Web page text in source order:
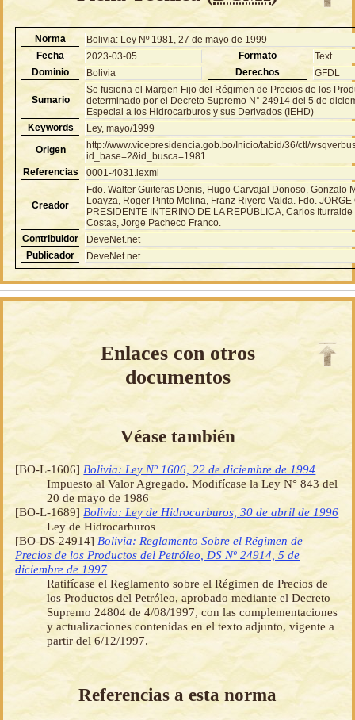
Norma
Bolivia: Ley Nº 1981, 27 de mayo de 1999
Fecha
2023-03-05 Formato
Text
Dominio
Bolivia Derechos GFDL
Sumario
Se fusiona el Margen Fijo del Régimen de Precios de los
determinado por el Decreto Supremo N° 24914 del 5 de
Especial a los Hidrocarburos y sus Derivados (IEHD)
Keywords
Ley, mayo/1999
Origen
http://www.vicepresidencia.gob.bo/Inicio/tabid/36/ctl/
id_base=2&id_busca=1981
Referencias
0001-4031.lexml
Creador
Fdo. Walter Guiteras Denis, Hugo Carvajal Donoso, Gonzalo
Loayza, Roger Pinto Molina, Franz Rivero Valda. Fdo. JORGE
PRESIDENTE INTERINO DE LA REPÚBLICA, Carlos
Costas, Jorge Pacheco Franco.
Contribuidor
DeveNet.net
Publicador
DeveNet.net
Enlaces con otros
documentos
Véase también
[BO-L-1606] Bolivia: Ley Nº 1606, 22 de diciembre de 1994
Impuesto al Valor Agregado. Modifícase la Ley N° 843 del
20 de mayo de 1986
[BO-L-1689] Bolivia: Ley de Hidrocarburos, 30 de abril de 1996
Ley de Hidrocarburos
[BO-DS-24914] Bolivia: Reglamento Sobre el Régimen de
Precios de los Productos del Petróleo, DS Nº 24914, 5 de
diciembre de 1997
Ratifícase el Reglamento sobre el Régimen de Precios de
los Productos del Petróleo, aprobado mediante el Decreto
Supremo 24804 de 4/08/1997, con las complementaciones
y actualizaciones contenidas en el texto adjunto, vigente a
partir del 6/12/1997.
Referencias a esta norma